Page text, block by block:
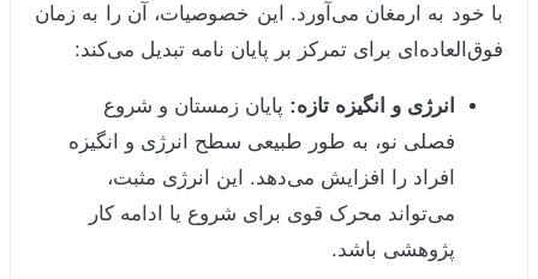
با خود به ارمغان می‌آورد. این خصوصیات، آن را به زمان
فوق‌العاده‌ای برای تمرکز بر پایان نامه تبدیل می‌کند:
انرژی و انگیزه تازه: پایان زمستان و شروع
فصلی نو، به طور طبیعی سطح انرژی و انگیزه
افراد را افزایش می‌دهد. این انرژی مثبت،
می‌تواند محرک قوی برای شروع یا ادامه کار
پژوهشی باشد.